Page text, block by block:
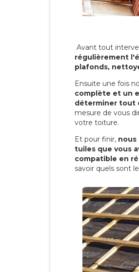
Avant tout
régulièrement
plafonds,
Ensuite une fois
complète et un
déterminer tout
mesure de vous
votre toiture.
Et pour finir, nous
tuiles que vous
compatible en
savoir quels sont